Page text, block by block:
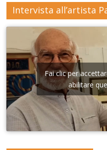
Intervista all’artista
Fai clic per
abilitare